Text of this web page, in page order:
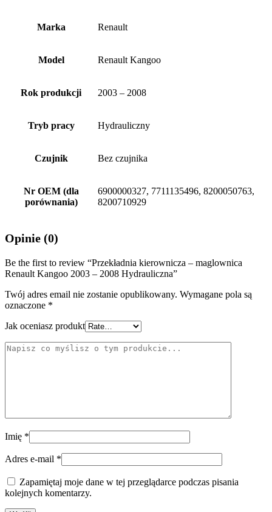
Marka Renault
Model Renault Kangoo
Rok produkcji 2003 – 2008
Tryb pracy Hydrauliczny
Czujnik Bez czujnika
Nr OEM (dla
porównania)
6900000327, 7711135496, 8200050763,
8200710929
Opinie (0)
Be the first to review “Przekładnia kierownicza – maglownica
Renault Kangoo 2003 – 2008 Hydrauliczna”
Twój adres email nie zostanie opublikowany. Wymagane pola są
oznaczone *
Jak oceniasz produkt
Imię *
Adres e-mail *
Zapamiętaj moje dane w tej przeglądarce podczas pisania
kolejnych komentarzy.